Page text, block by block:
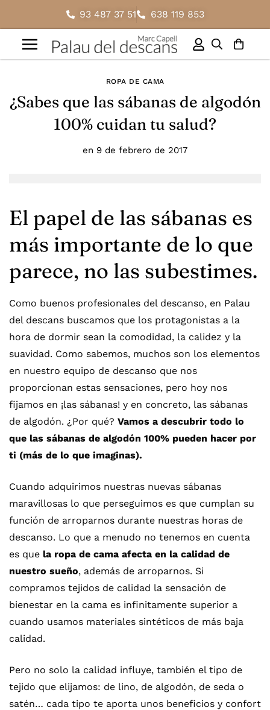
93 487 37 51 638 119 853
ROPA DE CAMA
¿Sabes que las sábanas de algodón
100% cuidan tu salud?
en 9 de febrero de 2017
El papel de las sábanas es
más importante de lo que
parece, no las subestimes.
Como buenos profesionales del descanso, en Palau
del descans buscamos que los protagonistas a la
hora de dormir sean la comodidad, la calidez y la
suavidad. Como sabemos, muchos son los elementos
en nuestro equipo de descanso que nos
proporcionan estas sensaciones, pero hoy nos
fijamos en ¡las sábanas! y en concreto, las sábanas
de algodón. ¿Por qué? Vamos a descubrir todo lo
que las sábanas de algodón 100% pueden hacer por
ti (más de lo que imaginas).
Cuando adquirimos nuestras nuevas sábanas
maravillosas lo que perseguimos es que cumplan su
función de arroparnos durante nuestras horas de
descanso. Lo que a menudo no tenemos en cuenta
es que la ropa de cama afecta en la calidad de
nuestro sueño, además de arroparnos. Si
compramos tejidos de calidad la sensación de
bienestar en la cama es infinitamente superior a
cuando usamos materiales sintéticos de más baja
calidad.
Pero no solo la calidad influye, también el tipo de
tejido que elijamos: de lino, de algodón, de seda o
satén… cada tipo te aporta unos beneficios y confort